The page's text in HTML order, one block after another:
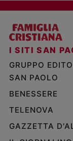
I SITI SAN
GRUPPO
SAN PAOLO
BENESSERE
TELENOVA
GAZZETTA